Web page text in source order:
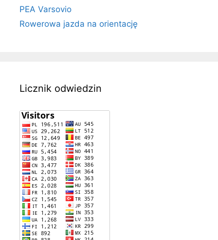
PEA Varsovio
Rowerowa jazda na orientację
Licznik odwiedzin